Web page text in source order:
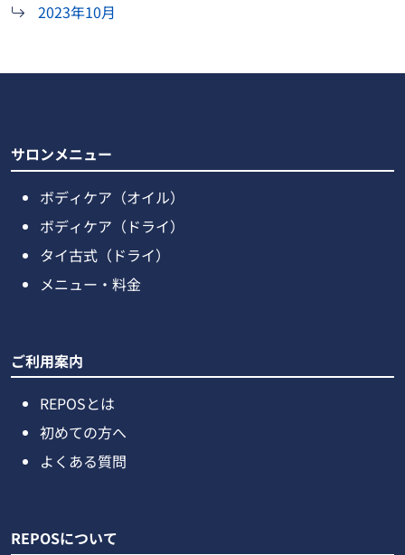
2023年10月
サロンメニュー
ボディケア（オイル）
ボディケア（ドライ）
タイ古式（ドライ）
メニュー・料金
ご利用案内
REPOSとは
初めての方へ
よくある質問
REPOSについて